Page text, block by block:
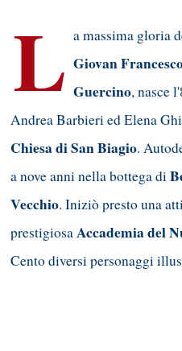
L a massima gloria
Giovan
Guercino, nasce
Andrea Barbieri ed Elena
Chiesa di San Biagio.
a nove anni nella bottega di
Vecchio. Iniziò presto una
prestigiosaAccademia del
Cento diversi personaggi